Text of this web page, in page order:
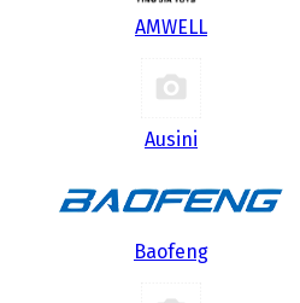
AMWELL
Ausini
Baofeng